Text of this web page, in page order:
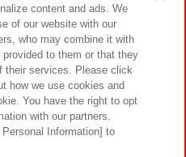
ティ サイトポリシー
アクセシビリティ方針と検証結果
content and ads. We
of our website with our
who may combine it with
to them or that they
their services. Please click
how we use cookies and
You have the right to opt
with our partners.
Information] to